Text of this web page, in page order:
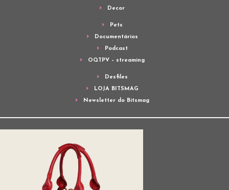
Decor
Pets
Documentários
Podcast
OQTPV – streaming
Desfiles
LOJA BITSMAG
Newsletter do Bitsmag